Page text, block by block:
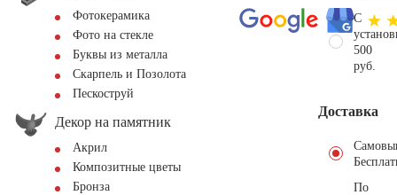
Фотокерамика
Фото на стекле
Буквы из металла
Скарпель и Позолота
Пескоструй
Декор на памятник
Акрил
Композитные цветы
Бронза
С
500
руб.
Доставка
По